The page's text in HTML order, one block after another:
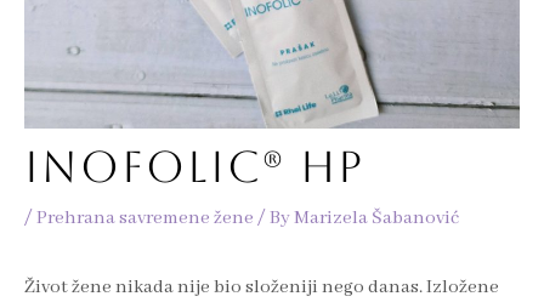
INOFOLIC® HP
/Prehrana savremene žene / ByMarizela Šabanović
Život žene nikada nije bio složeniji nego danas. Izložene